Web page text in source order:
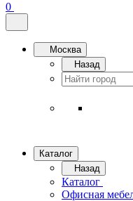
0
Москва
Назад
Каталог
Назад
Каталог
Офисная